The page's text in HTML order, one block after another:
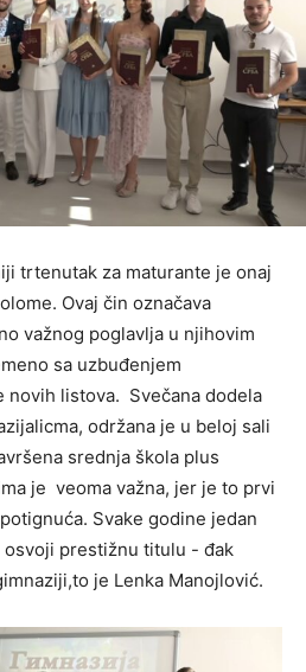
trtenutak za maturante je onaj
Ovaj čin označava
važnog poglavlja u njihovim
sa uzbuđenjem
novih listova. Svečana dodela
održana je u beloj sali
srednja škola plus
je veoma važna, jer je to prvi
Svake godine jedan
prestižnu titulu - đak
je Lenka Manojlović.